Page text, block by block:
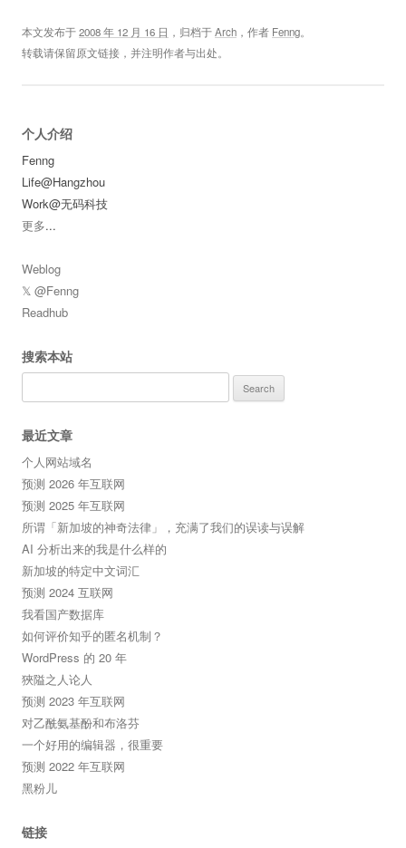
本文发布于2008 年 12 月 16 日 ，归档于Arch ，作者 Fenng。
转载请保留原文链接，并注明作者与出处。
个人介绍
Fenng
Life@Hangzhou
Work@无码科技
更多...
Weblog
𝕏 @Fenng
Readhub
搜索本站
for:
最近文章
个人网站域名
预测 2026 年互联网
预测 2025 年互联网
所谓「新加坡的神奇法律」，充满了我们的误读与误解
AI 分析出来的我是什么样的
新加坡的特定中文词汇
预测 2024 互联网
我看国产数据库
如何评价知乎的匿名机制？
WordPress 的 20 年
狹隘之人论人
预测 2023 年互联网
对乙酰氨基酚和布洛芬
一个好用的编辑器，很重要
预测 2022 年互联网
黑粉儿
链接